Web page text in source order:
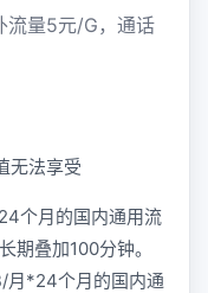
流量5元/G，通话
无法享受
个月的国内通用流
期叠加100分钟。
月*24个月的国内通